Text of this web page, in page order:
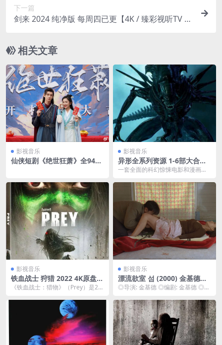
下一篇
剑来 2024 纯净版 每周四已更【4K / 臻彩视听TV /
相关文章
影视音乐
仙侠短剧《绝世狂萧》全94集
影视音乐
异形全系列资源 1-6部大合集
+普罗米修斯+契约+漫画+夺命
一套全面的科幻惊悚电影和漫画合
米修斯》、《异形...
影视音乐
铁血战士 狩猎 2022 4K原盘R
EMUX 杜比视界 内封字幕
《铁血战士：猎物》（Prey）是20
亨伯格 (...
影视音乐
漂流欲室 섬 (2000) 金基德大
尺度情色暴力美学片迅雷下载
◎导演: 金基德 ◎编剧: 金基德 ◎主